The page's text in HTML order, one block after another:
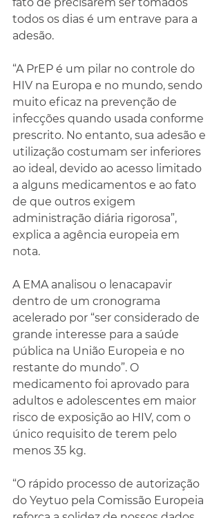
todos os dias é um entrave para a
adesão.
“A PrEP é um pilar no controle do
HIV na Europa e no mundo, sendo
muito eficaz na prevenção de
infecções quando usada conforme
prescrito. No entanto, sua adesão e
utilização costumam ser inferiores
ao ideal, devido ao acesso limitado
a alguns medicamentos e ao fato
de que outros exigem
administração diária rigorosa”,
explica a agência europeia em
nota.
A EMA analisou o lenacapavir
dentro de um cronograma
acelerado por “ser considerado de
grande interesse para a saúde
pública na União Europeia e no
restante do mundo”. O
medicamento foi aprovado para
adultos e adolescentes em maior
risco de exposição ao HIV, com o
único requisito de terem pelo
menos 35 kg.
“O rápido processo de autorização
do Yeytuo pela Comissão Europeia